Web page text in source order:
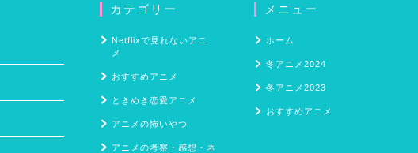
カテゴリー
Netflixで見れないアニ
メ
おすすめアニメ
ときめき恋愛アニメ
アニメの怖いやつ
アニメの考察・感想・ネ
メニュー
ホーム
冬アニメ2024
冬アニメ2023
おすすめアニメ